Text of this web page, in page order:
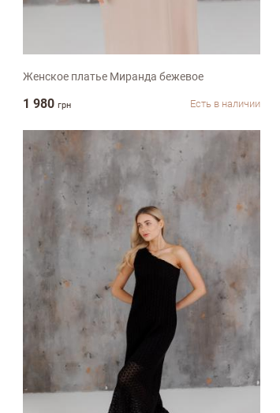
Женское платье Миранда бежевое
1 980 грн Есть в наличии